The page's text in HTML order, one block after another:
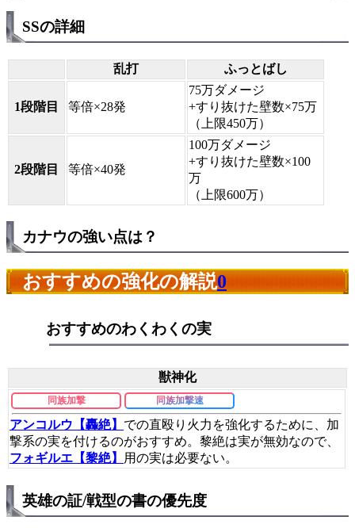
SSの詳細
乱打 ふっとばし
1段階目 等倍×28発
75万ダメージ
+すり抜けた壁数×75万
（上限450万）
2段階目 等倍×40発
100万ダメージ
+すり抜けた壁数×100
万
（上限600万）
カナウの強い点は？
おすすめの強化の解説0
おすすめのわくわくの実
獣神化
同族加撃 同族加撃速
アンコルウ【轟絶】 での直殴り火力を強化するために、加
撃系の実を付けるのがおすすめ。黎絶は実が無効なので、
フォギルエ【黎絶】
用の実は必要ない。
英雄の証/戦型の書の優先度